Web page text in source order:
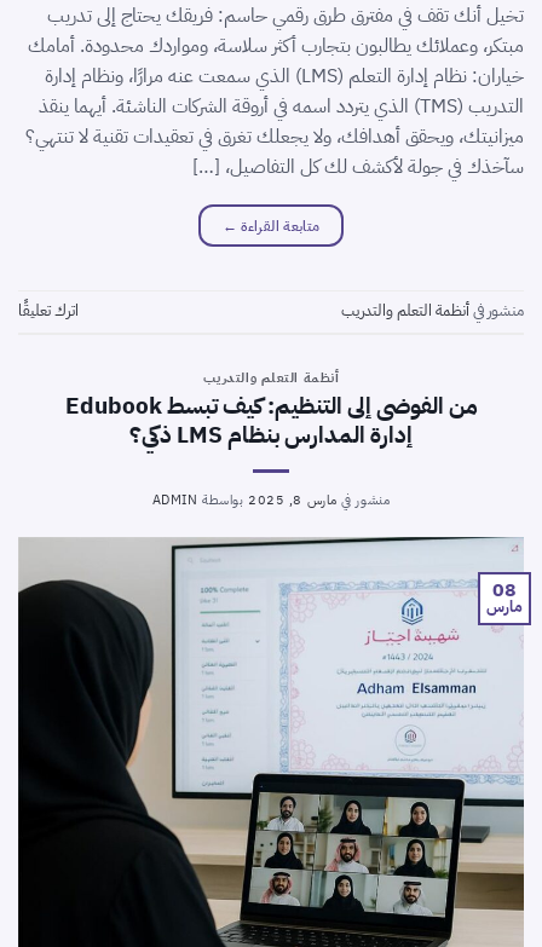
تخيل أنك تقف في مفترق طرق رقمي حاسم: فريقك يحتاج إلى تدريب
مبتكر، وعملائك يطالبون بتجارب أكثر سلاسة، ومواردك محدودة. أمامك
خياران: نظام إدارة التعلم (LMS) الذي سمعت عنه مرارًا، ونظام إدارة
التدريب (TMS) الذي يتردد اسمه في أروقة الشركات الناشئة. أيهما ينقذ
ميزانيتك، ويحقق أهدافك، ولا يجعلك تغرق في تعقيدات تقنية لا تنتهي؟
سآخذك في جولة لأكشف لك كل التفاصيل، […]
متابعة القراءة ←
منشور فيأنظمة التعلم والتدريب اترك تعليقًا
أنظمة التعلم والتدريب
من الفوضى إلى التنظيم: كيف تبسط Edubook
إدارة المدارس بنظام LMS ذكي؟
منشور في مارس 8, 2025 بواسطة ADMIN
08
مارس